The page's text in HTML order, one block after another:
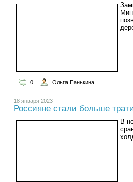
0 Ольга Панькина
18 января 2023
Россияне стали больше
В